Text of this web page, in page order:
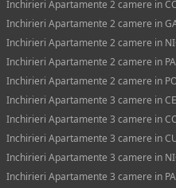
Inchirieri Apartamente 2 camere in
Inchirieri Apartamente 2 camere in
Inchirieri Apartamente 2 camere in
Inchirieri Apartamente 2 camere in
Inchirieri Apartamente 2 camere in
Inchirieri Apartamente 3 camere in
Inchirieri Apartamente 3 camere in
Inchirieri Apartamente 3 camere in
Inchirieri Apartamente 3 camere in
Inchirieri Apartamente 3 camere in